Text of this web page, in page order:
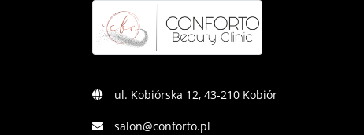
ul. Kobiórska 12, 43-210 Kobiór
salon@conforto.pl